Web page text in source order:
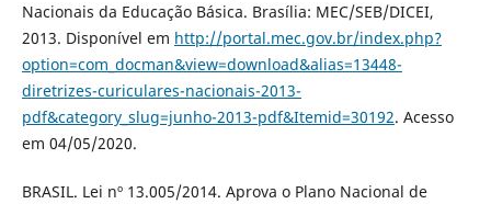
Nacionais da Educação Básica. Brasília: MEC/SEB/DICEI,
2013. Disponível em http://portal.mec.gov.br/index.php?
option=com_docman&view=download&alias=13448-
diretrizes-curiculares-nacionais-2013-
pdf&category_slug=junho-2013-pdf&Itemid=30192. Acesso
em 04/05/2020.
BRASIL. Lei nº 13.005/2014. Aprova o Plano Nacional de